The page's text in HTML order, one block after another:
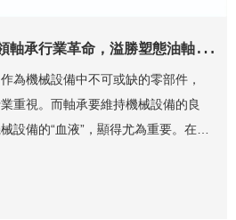
2
024再啟航，全面引領軸承行業革命，溢勝塑態油軸承您的理想選擇
為機械設備中不可或缺的零部件，
重視。而軸承要維持機械設備的良
設備的“血液”，顯得尤為重要。在傳
液體狀態的潤滑油、膏狀的潤滑脂
潤滑產品在...